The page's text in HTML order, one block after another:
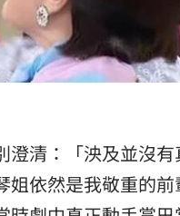
清：「泱及並沒
依然是我敬重的